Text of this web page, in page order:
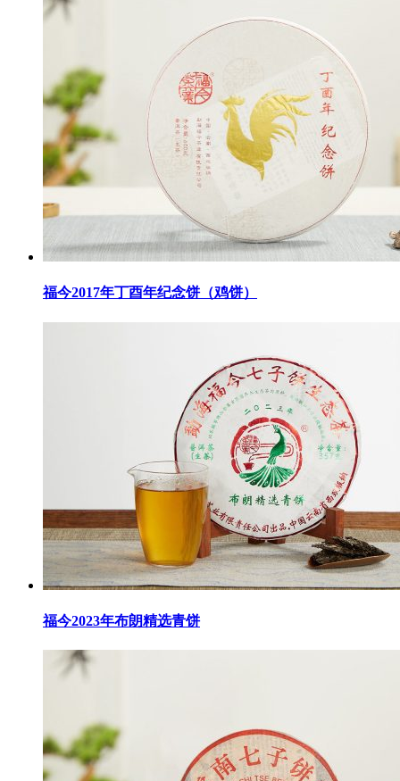
福今2017年丁酉年纪念饼（鸡饼）
福今2023年布朗精选青饼